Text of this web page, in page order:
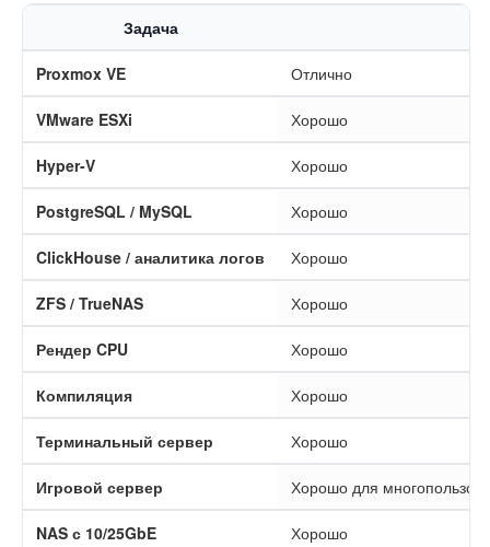
Задача
Proxmox VE Отлично
VMware ESXi Хорошо
Hyper-V Хорошо
PostgreSQL / MySQL Хорошо
ClickHouse / аналитика логов Хорошо
ZFS / TrueNAS Хорошо
Рендер CPU Хорошо
Компиляция Хорошо
Терминальный сервер Хорошо
Игровой сервер Хорошо для
NAS с 10/25GbE Хорошо